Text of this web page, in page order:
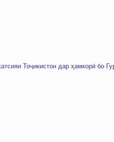
Тоҷикистон дар ҳамкорӣ бо